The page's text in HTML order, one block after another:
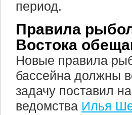
период.
Правила
Востока
Новые правила
бассейна должны
задачу поставил
ведомства Илья